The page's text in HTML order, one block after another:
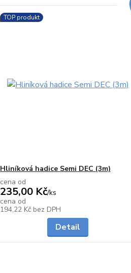
TOP produkt
Hliníková hadice Semi DEC (3m)
cena od
235,00 Kč/ks
cena od
194,22 Kč bez DPH
Detail